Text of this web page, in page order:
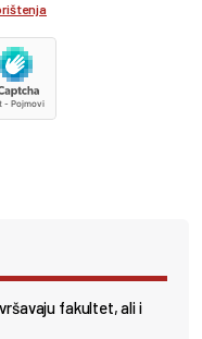
fakultet, ali i